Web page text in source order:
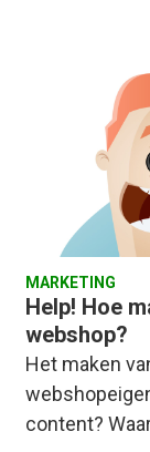
MARKETING
Help! Hoe
webshop?
Het maken
content?